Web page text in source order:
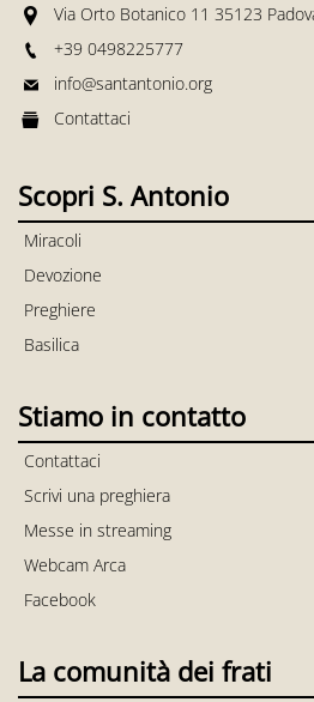
Via Orto Botanico 11 35123
+39 0498225777
info@santantonio.org
Contattaci
Scopri S. Antonio
Miracoli
Devozione
Preghiere
Basilica
Stiamo in contatto
Contattaci
Scrivi una preghiera
Messe in streaming
Webcam Arca
Facebook
La comunità dei frati